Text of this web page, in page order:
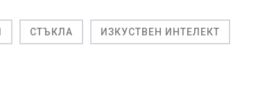
СТЪКЛА ИЗКУСТВЕН ИНТЕЛЕКТ